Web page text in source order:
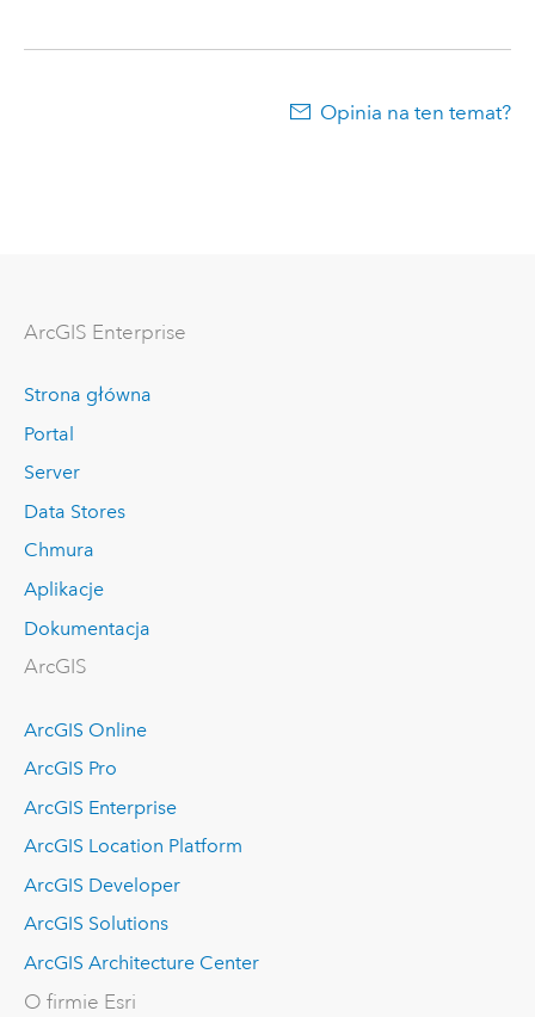
Opinia na ten temat?
ArcGIS Enterprise
Strona główna
Portal
Server
Data Stores
Chmura
Aplikacje
Dokumentacja
ArcGIS
ArcGIS Online
ArcGIS Pro
ArcGIS Enterprise
ArcGIS Location Platform
ArcGIS Developer
ArcGIS Solutions
ArcGIS Architecture Center
O firmie Esri